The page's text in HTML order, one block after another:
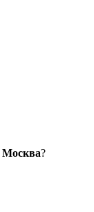
Москва?